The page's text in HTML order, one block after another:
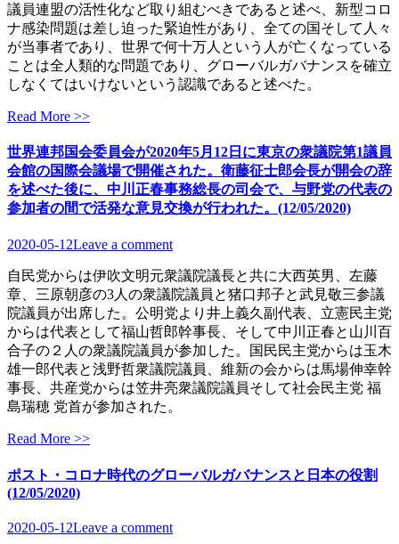
議員連盟の活性化など取り組むべきであると述べ、新型コロ
ナ感染問題は差し迫った緊迫性があり、全ての国そして人々
が当事者であり、世界で何十万人という人が亡くなっている
ことは全人類的な問題であり、グローバルガバナンスを確立
しなくてはいけないという認識であると述べた。
Read More >>
世界連邦国会委員会が2020年5月12日に東京の衆議院第1議員
会館の国際会議場で開催された。衛藤征士郎会長が開会の辞
を述べた後に、中川正春事務総長の司会で、与野党の代表の
参加者の間で活発な意見交換が行われた。(12/05/2020)
2020-05-12Leave a comment
自民党からは伊吹文明元衆議院議長と共に大西英男、左藤
章、三原朝彦の3人の衆議院議員と猪口邦子と武見敬三参議
院議員が出席した。公明党より井上義久副代表、立憲民主党
からは代表として福山哲郎幹事長、そして中川正春と山川百
合子の２人の衆議院議員が参加した。国民民主党からは玉木
雄一郎代表と浅野哲衆議院議員、維新の会からは馬場伸幸幹
事長、共産党からは笠井亮衆議院議員そして社会民主党 福
島瑞穂 党首が参加された。
Read More >>
ポスト・コロナ時代のグローバルガバナンスと日本の役割
(12/05/2020)
2020-05-12Leave a comment